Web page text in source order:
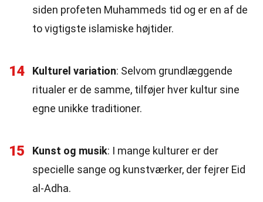
siden profeten Muhammeds tid og er en af de
to vigtigste islamiske højtider.
14 Kulturel variation: Selvom grundlæggende
ritualer er de samme, tilføjer hver kultur sine
egne unikke traditioner.
15 Kunst og musik: I mange kulturer er der
specielle sange og kunstværker, der fejrer Eid
al-Adha.